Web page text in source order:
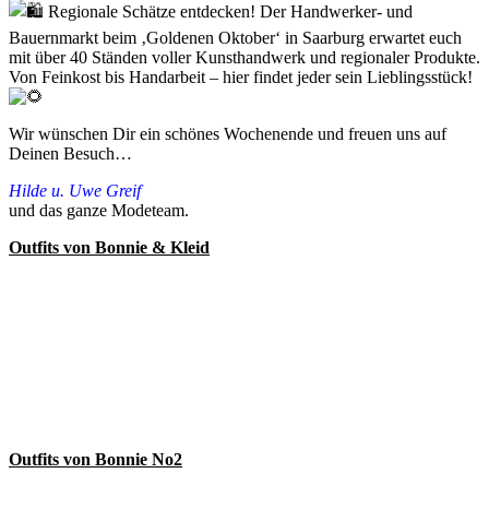
Regionale Schätze entdecken! Der Handwerker- und
Bauernmarkt beim ‚Goldenen Oktober‘ in Saarburg erwartet euch
mit über 40 Ständen voller Kunsthandwerk und regionaler Produkte.
Von Feinkost bis Handarbeit – hier findet jeder sein Lieblingsstück!
Wir wünschen Dir ein schönes Wochenende und freuen uns auf
Deinen Besuch…
Hilde u. Uwe Greif
und das ganze Modeteam.
Outfits von Bonnie & Kleid
Outfits von Bonnie No2